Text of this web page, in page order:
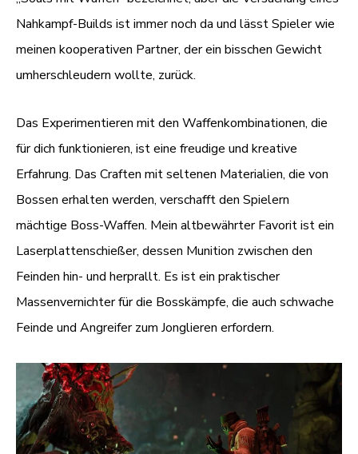
Nahkampf-Builds ist immer noch da und lässt Spieler wie
meinen kooperativen Partner, der ein bisschen Gewicht
umherschleudern wollte, zurück.
Das Experimentieren mit den Waffenkombinationen, die
für dich funktionieren, ist eine freudige und kreative
Erfahrung. Das Craften mit seltenen Materialien, die von
Bossen erhalten werden, verschafft den Spielern
mächtige Boss-Waffen. Mein altbewährter Favorit ist ein
Laserplattenschießer, dessen Munition zwischen den
Feinden hin- und herprallt. Es ist ein praktischer
Massenvernichter für die Bosskämpfe, die auch schwache
Feinde und Angreifer zum Jonglieren erfordern.